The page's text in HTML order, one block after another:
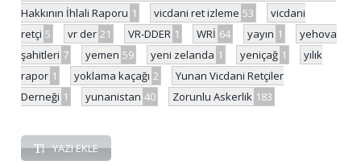
Hakkının İhlali Raporu 1 vicdani ret izleme 53
vicdani
retçi 5 vr der 21 VR-DDER 1 WRİ 64 yayın 1
yehova
şahitleri 7 yemen 59 yeni zelanda 1 yeniçağ 1
yılık
rapor 1 yoklama kaçağı 2
Yunan Vicdani Retçiler
Derneği 1 yunanistan 40 Zorunlu Askerlik 183
YAZI EKLE